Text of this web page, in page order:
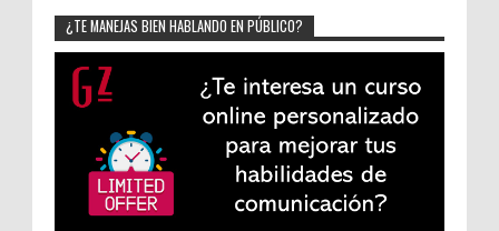
¿TE MANEJAS BIEN HABLANDO EN PÚBLICO?